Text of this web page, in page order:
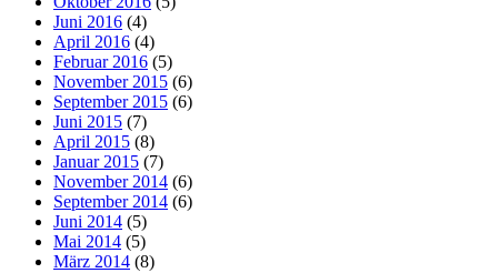
Juni 2016 (4)
April 2016 (4)
Februar 2016 (5)
November 2015 (6)
September 2015 (6)
Juni 2015 (7)
April 2015 (8)
Januar 2015 (7)
November 2014 (6)
September 2014 (6)
Juni 2014 (5)
Mai 2014 (5)
März 2014 (8)